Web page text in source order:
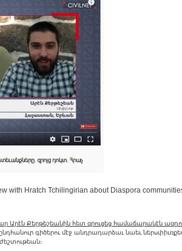
with Hratch Tchilingirian about Diaspora
Արէն Քերթեշեանին հետ զրուցեց համաճարակէն
գիծերու մէջ անդրադարձաւ նաեւ